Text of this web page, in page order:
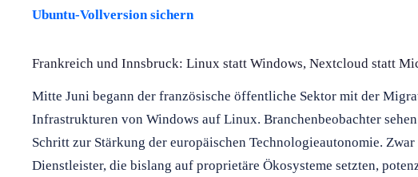
Ubuntu-Vollversion sichern
Frankreich und Innsbruck: Linux statt Windows, Nextcloud statt
Mitte Juni begann der französische öffentliche Sektor mit der
Infrastrukturen von Windows auf Linux. Branchenbeobachter
Schritt zur Stärkung der europäischen Technologieautonomie.
Dienstleister, die bislang auf proprietäre Ökosysteme setzten,